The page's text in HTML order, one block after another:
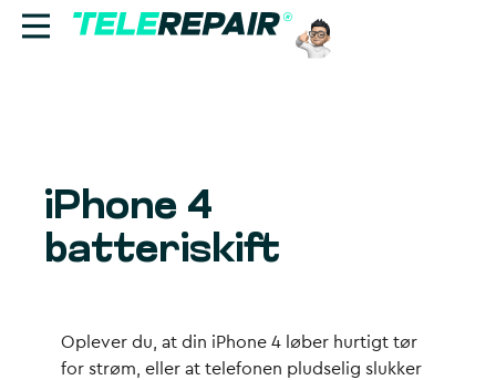
Find butik
Ring til os:
+45 70 60 55 90
iPhone 4
batteriskift
Oplever du, at din iPhone 4 løber hurtigt tør
for strøm, eller at telefonen pludselig slukker